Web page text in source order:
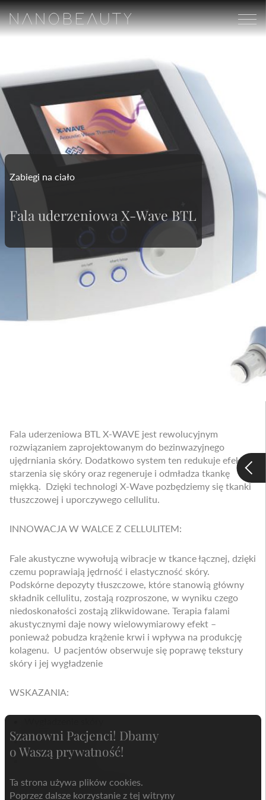
Zabiegi na ciało
Fala uderzeniowa X-Wave BTL
Fala uderzeniowa BTL X-WAVE jest rewolucyjnym
rozwiązaniem zaprojektowanym do bezinwazyjnego
ujędrniania skóry. Dodatkowo system ten redukuje efekty
starzenia się skóry oraz regeneruje i odmładza tkankę
miękką. Dzięki technologi X-Wave pozbędziemy się tkanki
tłuszczowej i uporczywego cellulitu.
INNOWACJA W WALCE Z CELLULITEM:
Fale akustyczne wywołują wibracje w tkance łącznej, dzięki
czemu poprawiają jędrność i elastyczność skóry.
Podskórne depozyty tłuszczowe, które stanowią główny
składnik cellulitu, zostają rozproszone, w wyniku czego
niedoskonałości zostają zlikwidowane. Terapia falami
akustycznymi daje nowy wielowymiarowy efekt –
ponieważ pobudza krążenie krwi i wpływa na produkcję
kolagenu. U pacjentów obserwuje się poprawę tekstury
skóry i jej wygładzenie
WSKAZANIA:
Redukcja cellulitu
Ujędrnienie skóry
Redukcja blizn i rozstępów
Szanowni Pacjenci! Dbamy
o Waszą prywatność!
Ta strona używa plików cookies.
Poprzez dalsze korzystanie z tej witryny